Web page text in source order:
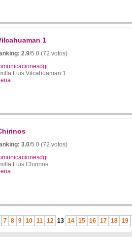
1
2.9/5.0 (72 votos)
Luis Vilcahuaman 1
3.0/5.0 (72 votos)
Luis Chirinos
7 8 9 10 11 12 13 14 15 16 17 18 19